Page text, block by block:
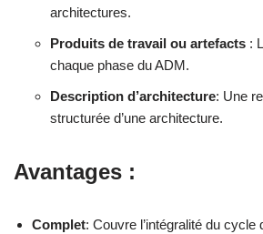
architectures.
Produits de travail ou artefacts :
chaque phase du ADM.
Description d’architecture: Une
structurée d’une architecture.
Avantages :
Complet: Couvre l’intégralité du cycle